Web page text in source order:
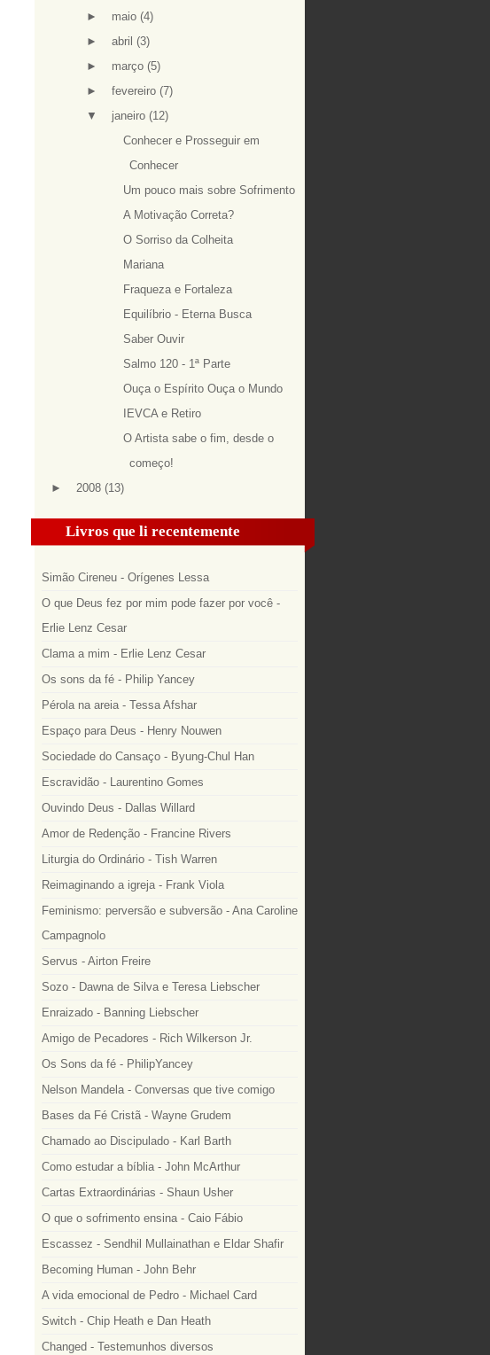
►
maio(4)
►
abril(3)
►
março(5)
►
fevereiro(7)
▼
janeiro(12)
Conhecer e Prosseguir em
Conhecer
Um pouco mais sobre Sofrimento
A Motivação Correta?
O Sorriso da Colheita
Mariana
Fraqueza e Fortaleza
Equilíbrio - Eterna Busca
Saber Ouvir
Salmo 120 - 1ª Parte
Ouça o Espírito Ouça o Mundo
IEVCA e Retiro
O Artista sabe o fim, desde o
começo!
►
2008 (13)
Livros que li recentemente
Simão Cireneu - Orígenes Lessa
O que Deus fez por mim pode fazer por você -
Erlie Lenz Cesar
Clama a mim - Erlie Lenz Cesar
Os sons da fé - Philip Yancey
Pérola na areia - Tessa Afshar
Espaço para Deus - Henry Nouwen
Sociedade do Cansaço - Byung-Chul Han
Escravidão - Laurentino Gomes
Ouvindo Deus - Dallas Willard
Amor de Redenção - Francine Rivers
Liturgia do Ordinário - Tish Warren
Reimaginando a igreja - Frank Viola
Feminismo: perversão e subversão - Ana Caroline
Campagnolo
Servus - Airton Freire
Sozo - Dawna de Silva e Teresa Liebscher
Enraizado - Banning Liebscher
Amigo de Pecadores - Rich Wilkerson Jr.
Os Sons da fé - PhilipYancey
Nelson Mandela - Conversas que tive comigo
Bases da Fé Cristã - Wayne Grudem
Chamado ao Discipulado - Karl Barth
Como estudar a bíblia - John McArthur
Cartas Extraordinárias - Shaun Usher
O que o sofrimento ensina - Caio Fábio
Escassez - Sendhil Mullainathan e Eldar Shafir
Becoming Human - John Behr
A vida emocional de Pedro - Michael Card
Switch - Chip Heath e Dan Heath
Changed - Testemunhos diversos